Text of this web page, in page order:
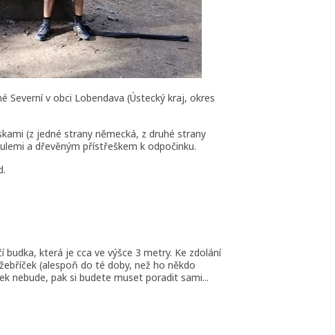
Severní v obci Lobendava (Ústecký kraj, okres
(z jedné strany německá, z druhé strany
a dřevěným přístřeškem k odpočinku.
která je cca ve výšce 3 metry. Ke zdolání
(alespoň do té doby, než ho někdo
nebude, pak si budete muset poradit sami...